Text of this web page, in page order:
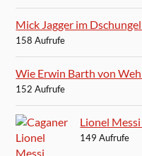
Mick Jagger im
158 Aufrufe
Wie Erwin Barth von
152 Aufrufe
Lionel
149 Aufrufe